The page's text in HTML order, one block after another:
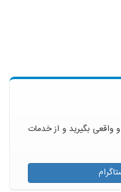
و واقعی بگیرید و از خدمات